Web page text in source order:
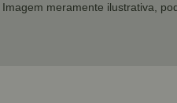
meramente ilustrativa,